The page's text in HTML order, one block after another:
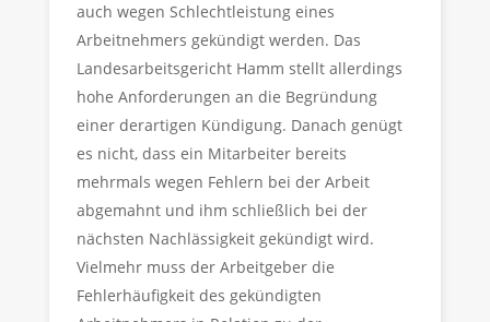
auch wegen Schlechtleistung eines
Arbeitnehmers gekündigt werden. Das
Landesarbeitsgericht Hamm stellt allerdings
hohe Anforderungen an die Begründung
einer derartigen Kündigung. Danach genügt
es nicht, dass ein Mitarbeiter bereits
mehrmals wegen Fehlern bei der Arbeit
abgemahnt und ihm schließlich bei der
nächsten Nachlässigkeit gekündigt wird.
Vielmehr muss der Arbeitgeber die
Fehlerhäufigkeit des gekündigten